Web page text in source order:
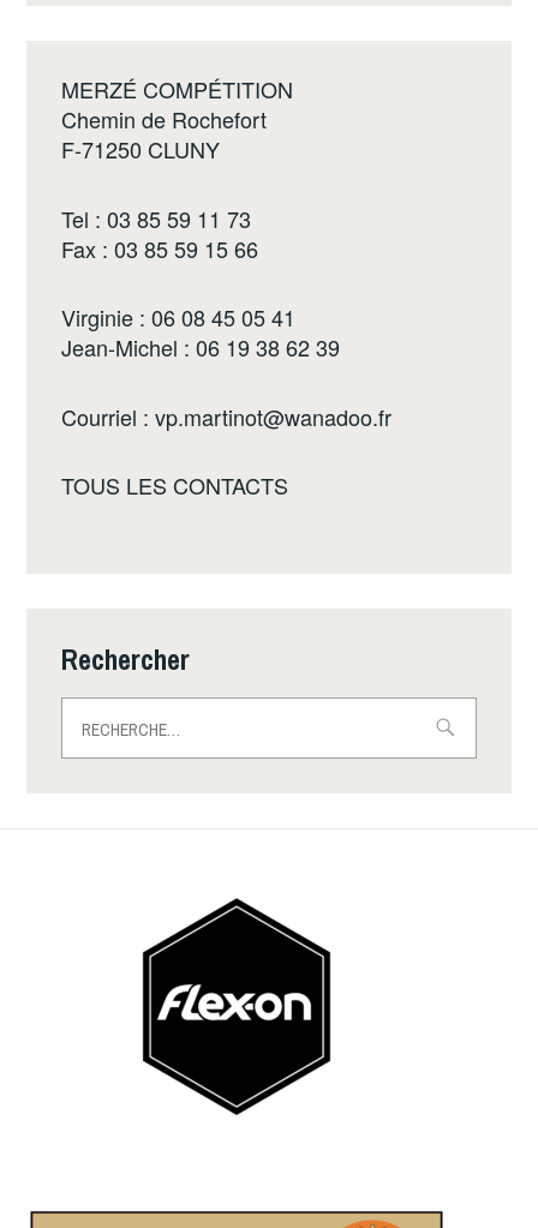
MERZÉ COMPÉTITION
Chemin de Rochefort
F-71250 CLUNY
Tel : 03 85 59 11 73
Fax : 03 85 59 15 66
Virginie : 06 08 45 05 41
Jean-Michel : 06 19 38 62 39
Courriel :vp.martinot@wanadoo.fr
TOUS LES CONTACTS
Rechercher